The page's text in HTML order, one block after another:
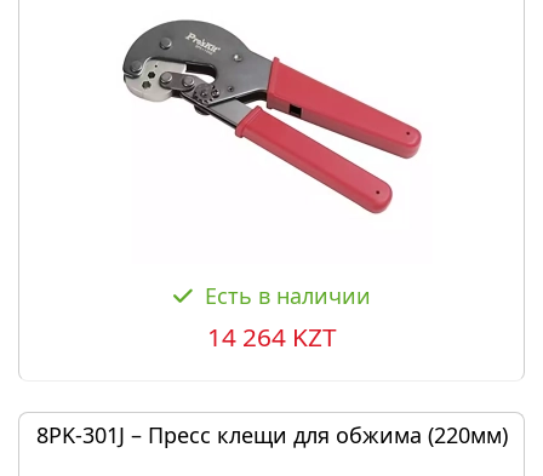
Есть в наличии
14 264 KZT
8PK-301J – Пресс клещи для обжима (220мм)